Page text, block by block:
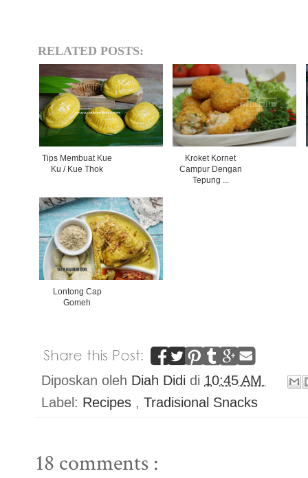
RELATED POSTS:
Tips Membuat Kue
Ku / Kue Thok
Kroket Kornet
Campur Dengan
Tepung ...
Lontong Cap
Gomeh
Diposkan oleh Diah Didi di 10:45 AM
Label: Recipes , Tradisional Snacks
18 comments :